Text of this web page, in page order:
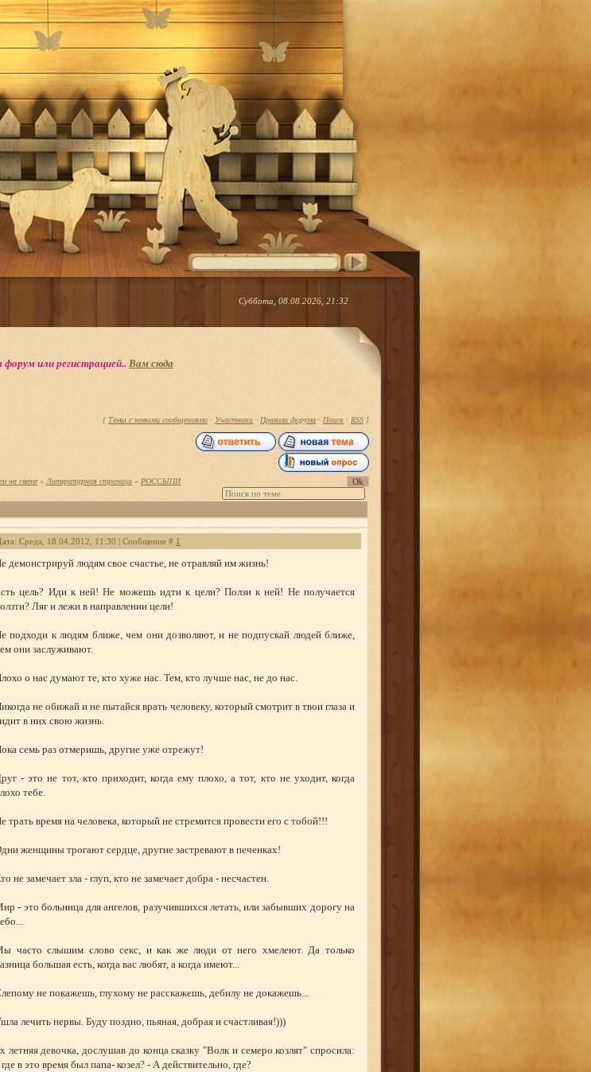
Суббота, 08.08.2026, 21:32
форум или регистрацией.. Вам сюда
[ Темы с новыми сообщениями · Участники · Правила форума · Поиск · RSS ]
на свете » Литературная страница » РОССЫПИ
Среда, 18.04.2012, 11:30 | Сообщение # 1
демонстрируй людям свое счастье, не отравляй им жизнь!
цель? Иди к ней! Не можешь идти к цели? Ползи к ней! Не получается
Ляг и лежи в направлении цели!
подходи к людям ближе, чем они дозволяют, и не подпускай людей ближе,
они заслуживают.
о нас думают те, кто хуже нас. Тем, кто лучше нас, не до нас.
не обижай и не пытайся врать человеку, который смотрит в твои глаза и
в них свою жизнь.
семь раз отмеришь, другие уже отрежут!
- это не тот, кто приходит, когда ему плохо, а тот, кто не уходит, когда
тебе.
трать время на человека, который не стремится провести его с тобой!!!
женщины трогают сердце, другие застревают в печенках!
не замечает зла - глуп, кто не замечает добра - несчастен.
- это больница для ангелов, разучившихся летать, или забывших дорогу на
часто слышим слово секс, и как же люди от него хмелеют. Да только
большая есть, когда вас любят, а когда имеют...
не покажешь, глухому не расскажешь, дебилу не докажешь...
лечить нервы. Буду поздно, пьяная, добрая и счастливая!)))
летняя девочка, дослушав до конца сказку "Волк и семеро козлят" спросила:
где в это время был папа- козел? - А действительно, где?